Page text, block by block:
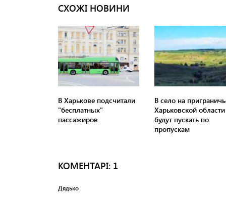
СХОЖІ НОВИНИ
В Харькове подсчитали
"бесплатных"
пассажиров
В село на
Харьковской области
будут пускать по
пропускам
КОМЕНТАРI: 1
Дядько